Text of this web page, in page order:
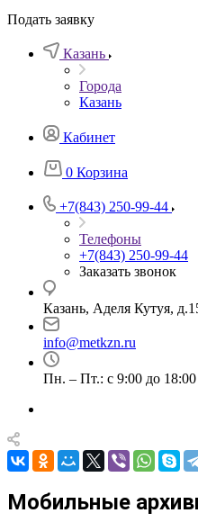
Подать заявку
Казань
Города
Казань
Кабинет
0 Корзина
+7(843) 250-99-44
Телефоны
+7(843) 250-99-44
Заказать звонок
Казань, Аделя Кутуя,
info@metkzn.ru
Пн. – Пт.: с 9:00 до 18:00
Мобильные